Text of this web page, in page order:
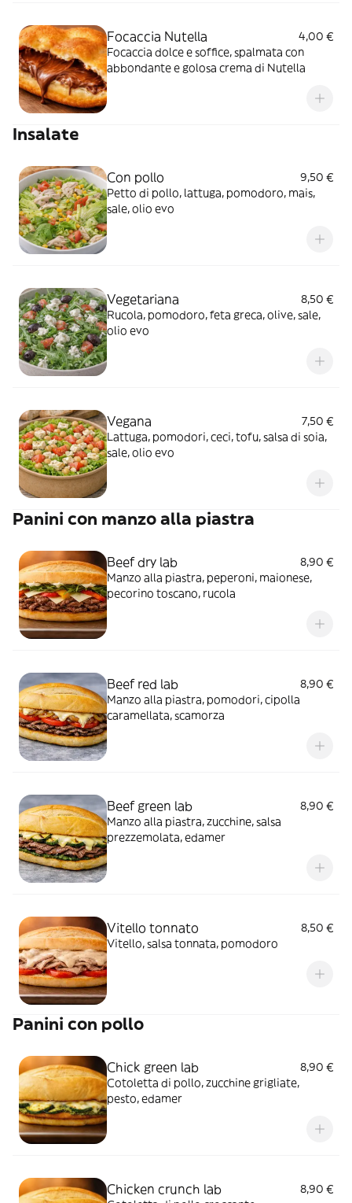
Focaccia Nutella
4,00 €
Focaccia dolce e soffice, spalmata con
abbondante e golosa crema di Nutella
Insalate
Con pollo
9,50 €
Petto di pollo, lattuga, pomodoro, mais,
sale, olio evo
Vegetariana
8,50 €
Rucola, pomodoro, feta greca, olive, sale,
olio evo
Vegana
7,50 €
Lattuga, pomodori, ceci, tofu, salsa di soia,
sale, olio evo
Panini con manzo alla piastra
Beef dry lab
8,90 €
Manzo alla piastra, peperoni, maionese,
pecorino toscano, rucola
Beef red lab
8,90 €
Manzo alla piastra, pomodori, cipolla
caramellata, scamorza
Beef green lab
8,90 €
Manzo alla piastra, zucchine, salsa
prezzemolata, edamer
Vitello tonnato
8,50 €
Vitello, salsa tonnata, pomodoro
Panini con pollo
Chick green lab
8,90 €
Cotoletta di pollo, zucchine grigliate,
pesto, edamer
Chicken crunch lab
8,90 €